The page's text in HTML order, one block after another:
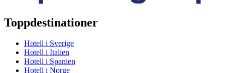
Toppdestinationer
Hotell i Sverige
Hotell i Italien
Hotell i Spanien
Hotell i Norge